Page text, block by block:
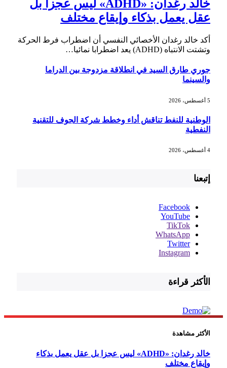
خالد رغدان: «ADHD» ليس عجزا بل
عقل يعمل بذكاء وإيقاع مختلف
أكد خالد رغدان الأخصائي النفسي أن اضطراب فرط الحركة
وتشتت الانتباه (ADHD) يعد اضطرابا نمائيا…
جوري طارق السيد في انطلاقة مزدوجة بين الدراما
والسينما
الوطنية للنفط تناقش أداء وخطط شركة الجوف للتقنية
النفطية
إتبعنا
Facebook
YouTube
TikTok
WhatsApp
Twitter
Instagram
الأكثر قراءة
الأكثر مشاهدة
خالد رغدان: «ADHD» ليس عجزا بل عقل يعمل بذكاء
وإيقاع مختلف